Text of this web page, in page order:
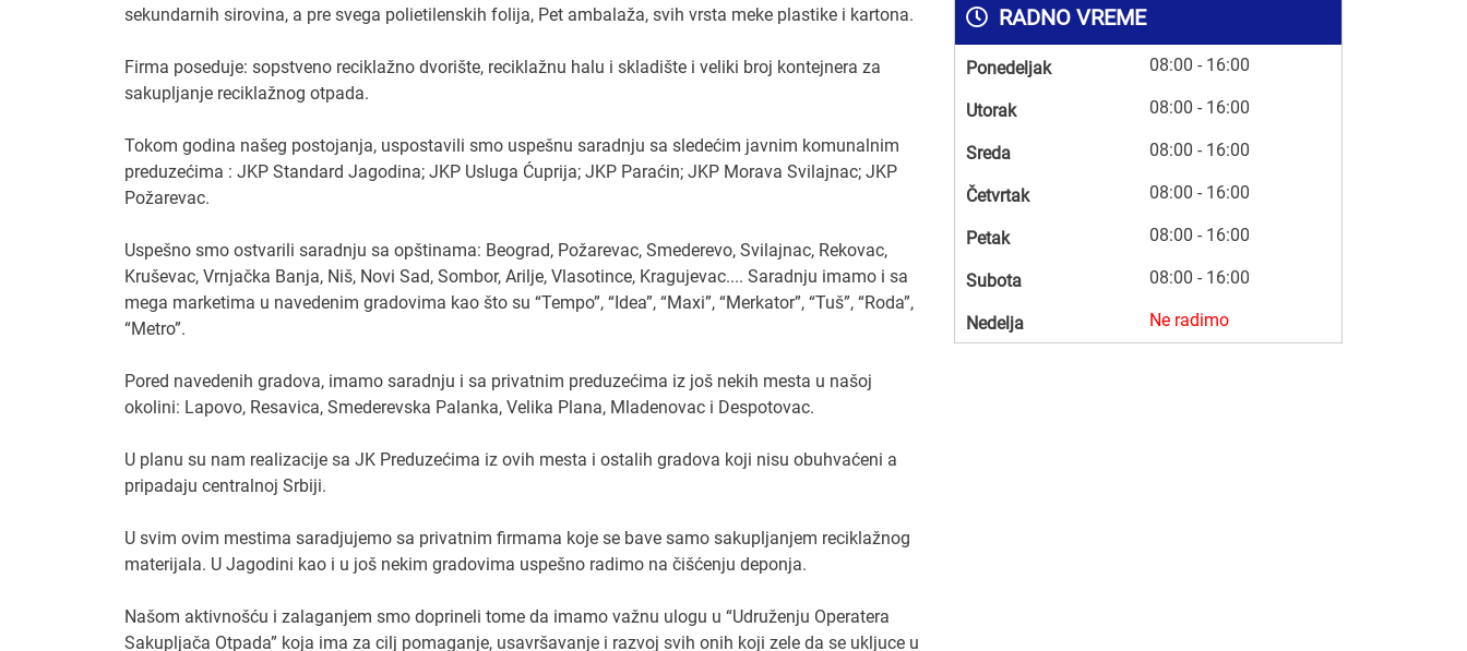
sekundarnih sirovina, a pre svega polietilenskih folija, Pet ambalaža, svih vrsta meke plastike i kartona.
Firma poseduje: sopstveno reciklažno dvorište, reciklažnu halu i skladište i veliki broj kontejnera za
sakupljanje reciklažnog otpada.
Tokom godina našeg postojanja, uspostavili smo uspešnu saradnju sa sledećim javnim komunalnim
preduzećima : JKP Standard Jagodina; JKP Usluga Ćuprija; JKP Paraćin; JKP Morava Svilajnac; JKP
Požarevac.
Uspešno smo ostvarili saradnju sa opštinama: Beograd, Požarevac, Smederevo, Svilajnac, Rekovac,
Kruševac, Vrnjačka Banja, Niš, Novi Sad, Sombor, Arilje, Vlasotince, Kragujevac.... Saradnju imamo i sa
mega marketima u navedenim gradovima kao što su “Tempo”, “Idea”, “Maxi”, “Merkator”, “Tuš”, “Roda”,
“Metro”.
Pored navedenih gradova, imamo saradnju i sa privatnim preduzećima iz još nekih mesta u našoj
okolini: Lapovo, Resavica, Smederevska Palanka, Velika Plana, Mladenovac i Despotovac.
U planu su nam realizacije sa JK Preduzećima iz ovih mesta i ostalih gradova koji nisu obuhvaćeni a
pripadaju centralnoj Srbiji.
U svim ovim mestima saradjujemo sa privatnim firmama koje se bave samo sakupljanjem reciklažnog
materijala. U Jagodini kao i u još nekim gradovima uspešno radimo na čišćenju deponja.
Našom aktivnošću i zalaganjem smo doprineli tome da imamo važnu ulogu u “Udruženju Operatera
Sakupljača Otpada” koja ima za cilj pomaganje, usavršavanje i razvoj svih onih koji zele da se ukljuce u
RADNO VREME
Ponedeljak 08:00 - 16:00
Utorak 08:00 - 16:00
Sreda 08:00 - 16:00
Četvrtak 08:00 - 16:00
Petak 08:00 - 16:00
Subota 08:00 - 16:00
Nedelja Ne radimo